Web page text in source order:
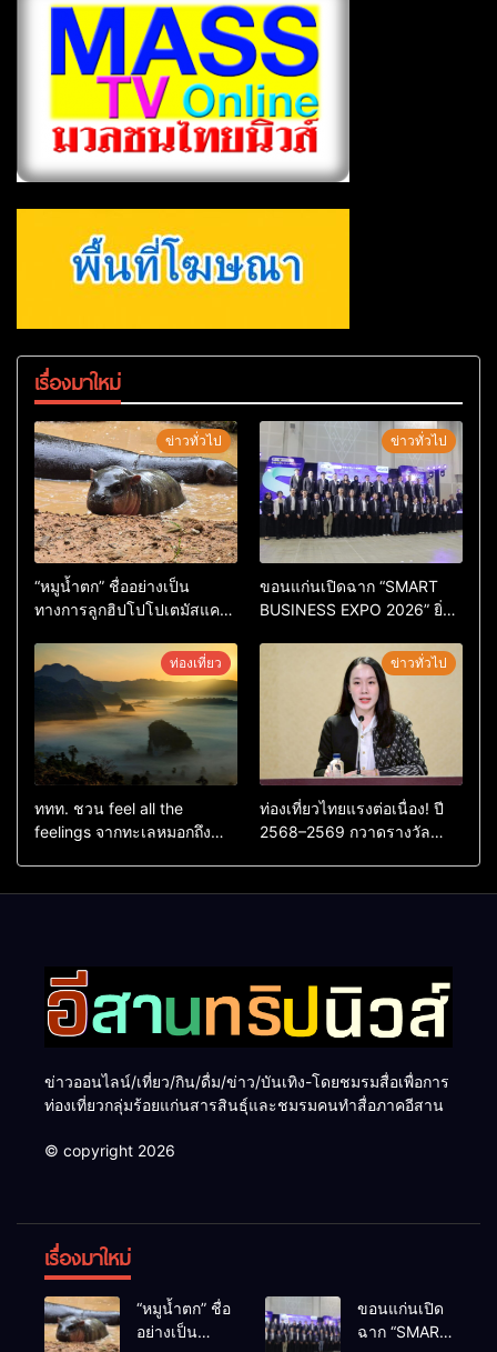
เรื่องมาใหม่
ข่าวทั่วไป
“หมูน้ำตก” ชื่ออย่างเป็น
ทางการลูกฮิปโปโปเตมัสแคระ
หลังผู้ร่วมกิจกรรมร่วมโหวต
ชนะกว่า 10,000 คะแนน
ข่าวทั่วไป
ขอนแก่นเปิดฉาก “SMART
BUSINESS EXPO 2026” ยิ่ง
ยกระดับเศรษฐกิจดิจิทัลอีสาน
ท่องเที่ยว
ททท. ชวน feel all the
feelings จากทะเลหมอกถึง
ข่าวทั่วไป
ท่องเที่ยวไทยแรงต่อเนื่อง! ปี
2568–2569 กวาดรางวัล
ข่าวออนไลน์/เที่ยว/กิน/ดื่ม/ข่าว/บันเทิง-โดยชมรมสื่อเพื่อการ
ท่องเที่ยวกลุ่มร้อยแก่นสารสินธุ์และชมรมคนทำสื่อภาคอีสาน
© copyright 2026
เรื่องมาใหม่
“หมูน้ำตก” ชื่อ
อย่างเป็น
ขอนแก่นเปิด
ฉาก “SMART